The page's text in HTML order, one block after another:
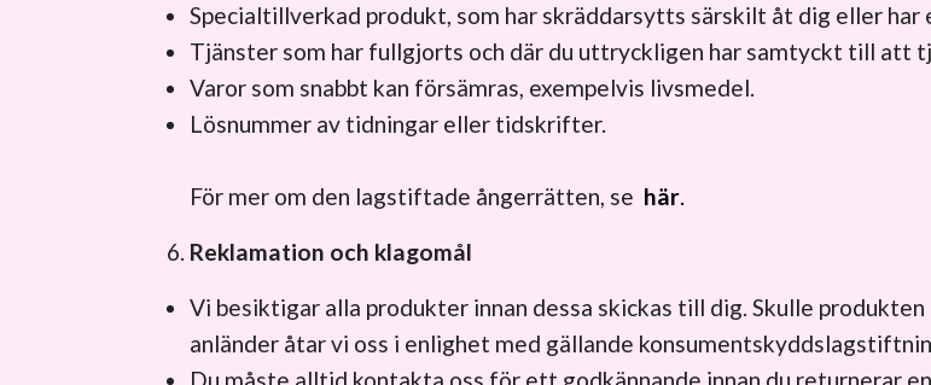
Specialtillverkad produkt, som har skräddarsytts särskilt åt dig eller
Tjänster som har fullgjorts och där du uttryckligen har samtyckt till att
Varor som snabbt kan försämras, exempelvis livsmedel.
Lösnummer av tidningar eller tidskrifter.
För mer om den lagstiftade ångerrätten, se här.
Reklamation och klagomål
Vi besiktigar alla produkter innan dessa skickas till dig. Skulle
anländer åtar vi oss i enlighet med gällande